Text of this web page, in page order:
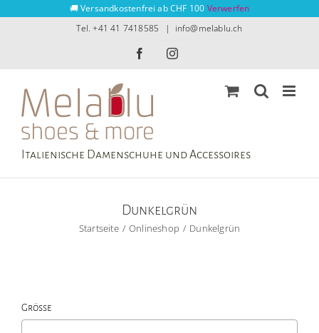
🚚 Versandkostenfrei ab CHF 100 Verwerfen
Tel. +41 41 7418585 | info@melablu.ch
FacebookInstagram
Italienische Damenschuhe und Accessoires
Dunkelgrün
Startseite Onlineshop Dunkelgrün
Grösse